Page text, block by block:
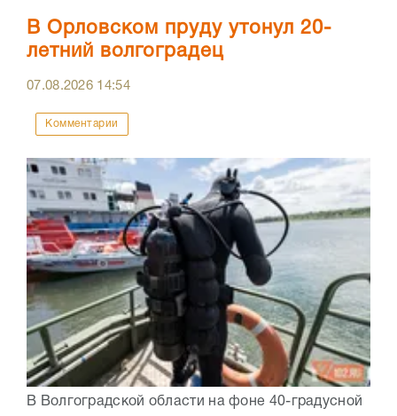
В Орловском пруду утонул 20-
летний волгоградец
07.08.2026 14:54
Комментарии
В Волгоградской области на фоне 40-градусной